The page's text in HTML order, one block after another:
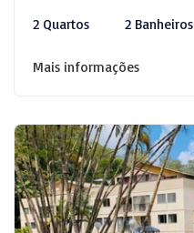
2 Quartos 2 Banheiros
Mais informações